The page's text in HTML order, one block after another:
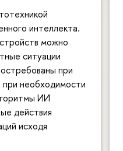
интеллекта.
можно
ситуации
при
при необходимости
ИИ
действия
исходя